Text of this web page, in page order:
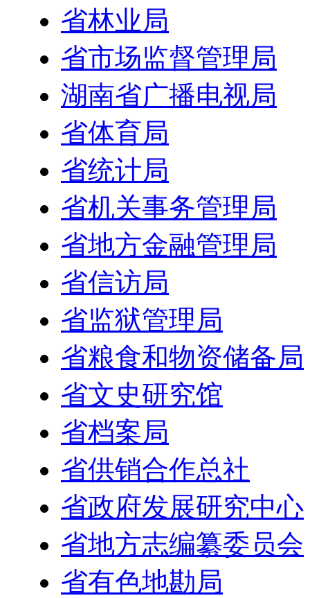
省林业局
省市场监督管理局
湖南省广播电视局
省体育局
省统计局
省机关事务管理局
省地方金融管理局
省信访局
省监狱管理局
省粮食和物资储备局
省文史研究馆
省档案局
省供销合作总社
省政府发展研究中心
省地方志编纂委员会
省有色地勘局